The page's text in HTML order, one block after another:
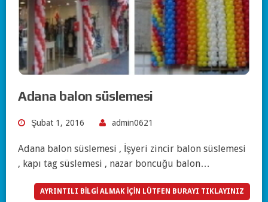
Adana balon süslemesi
Şubat 1, 2016 admin0621
Adana balon süslemesi , İşyeri zincir balon süslemesi
, kapı tag süslemesi , nazar boncuğu balon…
AYRINTILI BİLGİ ALMAK İÇİN LÜTFEN BURAYI TIKLAYINIZ